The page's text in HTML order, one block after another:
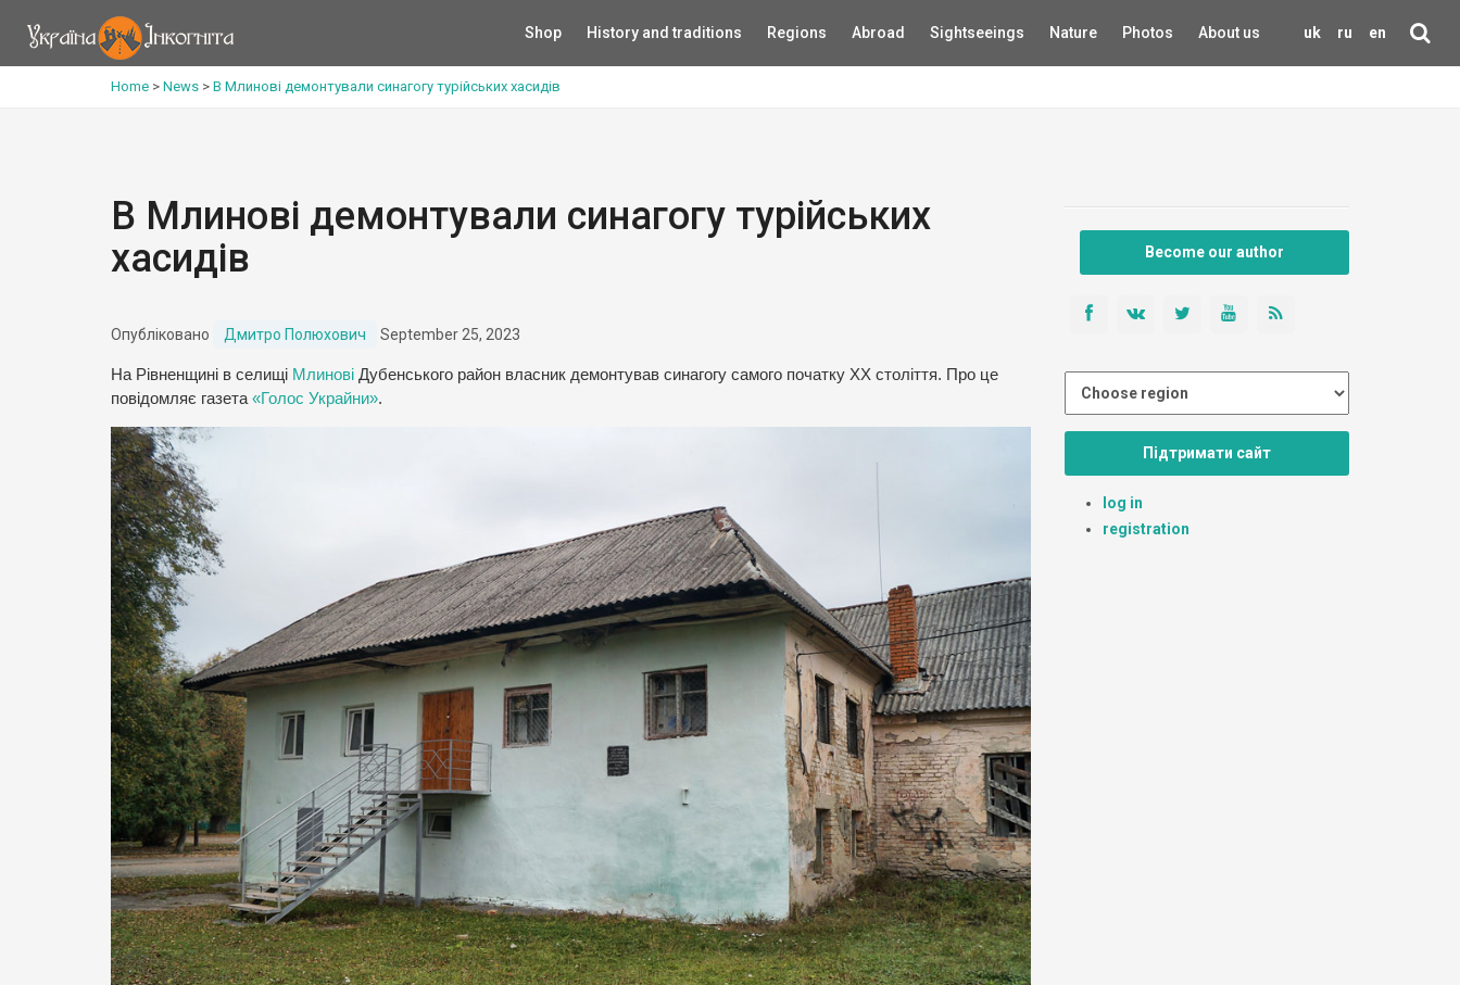
uk ru en
Shop History and traditions Regions Abroad Sightseeings Nature Photos About us
Home > News > В Млинові демонтували синагогу турійських хасидів
В Млинові демонтували синагогу турійських
хасидів
Опубліковано Дмитро Полюхович September 25, 2023
На Рівненщині в селищі Млинові Дубенського район власник демонтував синагогу самого початку XX століття. Про це
повідомляє газета «Голос Украйни».
Become our author
Підтримати сайт
log in
registration